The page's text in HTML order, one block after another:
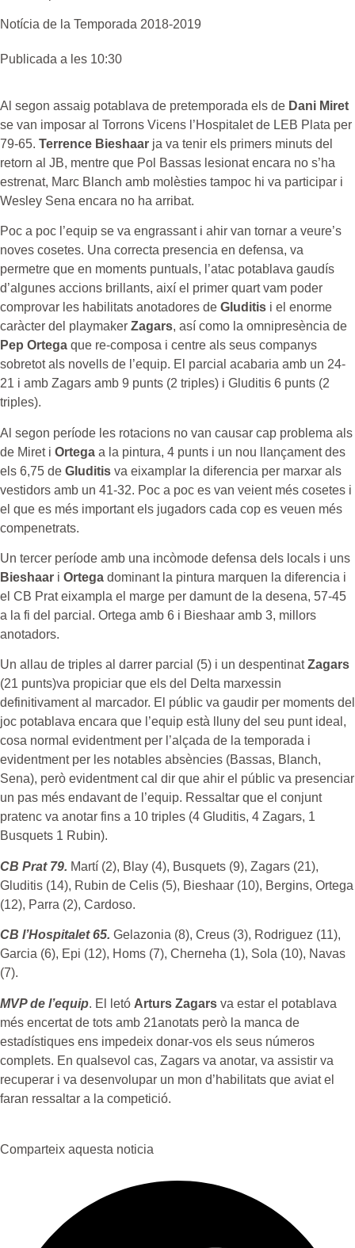
Notícia de la Temporada 2018-2019
Publicada a les 10:30
Al segon assaig potablava de pretemporada els de Dani Miret
se van imposar al Torrons Vicens l’Hospitalet de LEB Plata per
79-65. Terrence Bieshaar ja va tenir els primers minuts del
retorn al JB, mentre que Pol Bassas lesionat encara no s’ha
estrenat, Marc Blanch amb molèsties tampoc hi va participar i
Wesley Sena encara no ha arribat.
Poc a poc l’equip se va engrassant i ahir van tornar a veure’s
noves cosetes. Una correcta presencia en defensa, va
permetre que en moments puntuals, l’atac potablava gaudís
d’algunes accions brillants, així el primer quart vam poder
comprovar les habilitats anotadores de Gluditis i el enorme
caràcter del playmaker Zagars, así como la omnipresència de
Pep Ortega que re-composa i centre als seus companys
sobretot als novells de l’equip. El parcial acabaria amb un 24-
21 i amb Zagars amb 9 punts (2 triples) i Gluditis 6 punts (2
triples).
Al segon període les rotacions no van causar cap problema als
de Miret i Ortega a la pintura, 4 punts i un nou llançament des
els 6,75 de Gluditis va eixamplar la diferencia per marxar als
vestidors amb un 41-32. Poc a poc es van veient més cosetes i
el que es més important els jugadors cada cop es veuen més
compenetrats.
Un tercer període amb una incòmode defensa dels locals i uns
Bieshaar i Ortega dominant la pintura marquen la diferencia i
el CB Prat eixampla el marge per damunt de la desena, 57-45
a la fi del parcial. Ortega amb 6 i Bieshaar amb 3, millors
anotadors.
Un allau de triples al darrer parcial (5) i un despentinatZagars
(21 punts)va propiciar que els del Delta marxessin
definitivament al marcador. El públic va gaudir per moments del
joc potablava encara que l’equip està lluny del seu punt ideal,
cosa normal evidentment per l’alçada de la temporada i
evidentment per les notables absències (Bassas, Blanch,
Sena), però evidentment cal dir que ahir el públic va presenciar
un pas més endavant de l’equip. Ressaltar que el conjunt
pratenc va anotar fins a 10 triples (4 Gluditis, 4 Zagars, 1
Busquets 1 Rubin).
CB Prat 79. Martí (2), Blay (4), Busquets (9), Zagars (21),
Gluditis (14), Rubin de Celis (5), Bieshaar (10), Bergins, Ortega
(12), Parra (2), Cardoso.
CB l’Hospitalet 65. Gelazonia (8), Creus (3), Rodriguez (11),
Garcia (6), Epi (12), Homs (7), Cherneha (1), Sola (10), Navas
(7).
MVP de l’equip. El letó Arturs Zagars va estar el potablava
més encertat de tots amb 21anotats però la manca de
estadístiques ens impedeix donar-vos els seus números
complets. En qualsevol cas, Zagars va anotar, va assistir va
recuperar i va desenvolupar un mon d’habilitats que aviat el
faran ressaltar a la competició.
Comparteix aquesta noticia